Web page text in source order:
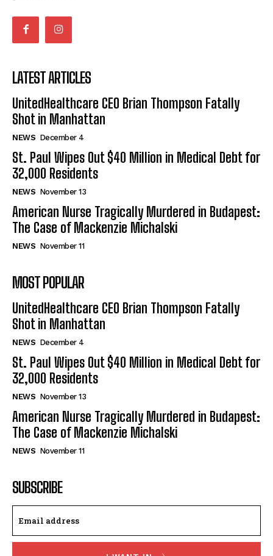
LATEST ARTICLES
UnitedHealthcare CEO Brian Thompson Fatally
Shot in Manhattan
NEWS December 4
St. Paul Wipes Out $40 Million in Medical Debt for
32,000 Residents
NEWS November 13
American Nurse Tragically Murdered in Budapest:
The Case of Mackenzie Michalski
NEWS November 11
MOST POPULAR
UnitedHealthcare CEO Brian Thompson Fatally
Shot in Manhattan
NEWS December 4
St. Paul Wipes Out $40 Million in Medical Debt for
32,000 Residents
NEWS November 13
American Nurse Tragically Murdered in Budapest:
The Case of Mackenzie Michalski
NEWS November 11
SUBSCRIBE